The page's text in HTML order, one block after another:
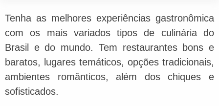
Tenha as melhores experiências gastronômica
com os mais variados tipos de culinária do
Brasil e do mundo. Tem restaurantes bons e
baratos, lugares temáticos, opções tradicionais,
ambientes românticos, além dos chiques e
sofisticados.